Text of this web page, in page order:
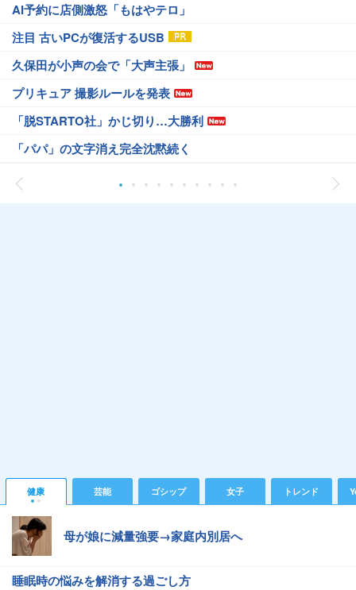
AI予約に店側激怒「もはやテロ」
注目 古いPCが復活するUSB
久保田が小声の会で「大声主張」
プリキュア 撮影ルールを発表
「脱STARTO社」かじ切り…大勝利
「パパ」の文字消え完全沈黙続く
健康 芸能 ゴシップ 女子 トレンド
母が娘に減量強要→家庭内別居へ
睡眠時の悩みを解消する過ごし方